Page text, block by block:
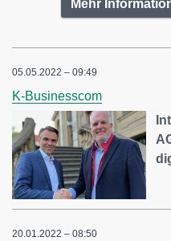
Mehr
05.05.2022 – 09:49
K-Businesscom
20.01.2022 – 08:50